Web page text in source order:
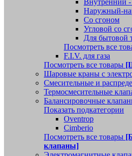
Внутренний
Наружный-
Со сгоном
Угловой со
Для бытовой
Посмотреть все
F.I.V. для газа
Посмотреть все товары
Шаровые краны с
Смесительные и
Термосмесительные
Балансировочные
Показать подкатегории
Oventrop
Cimberio
Посмотреть все товары
клапаны]